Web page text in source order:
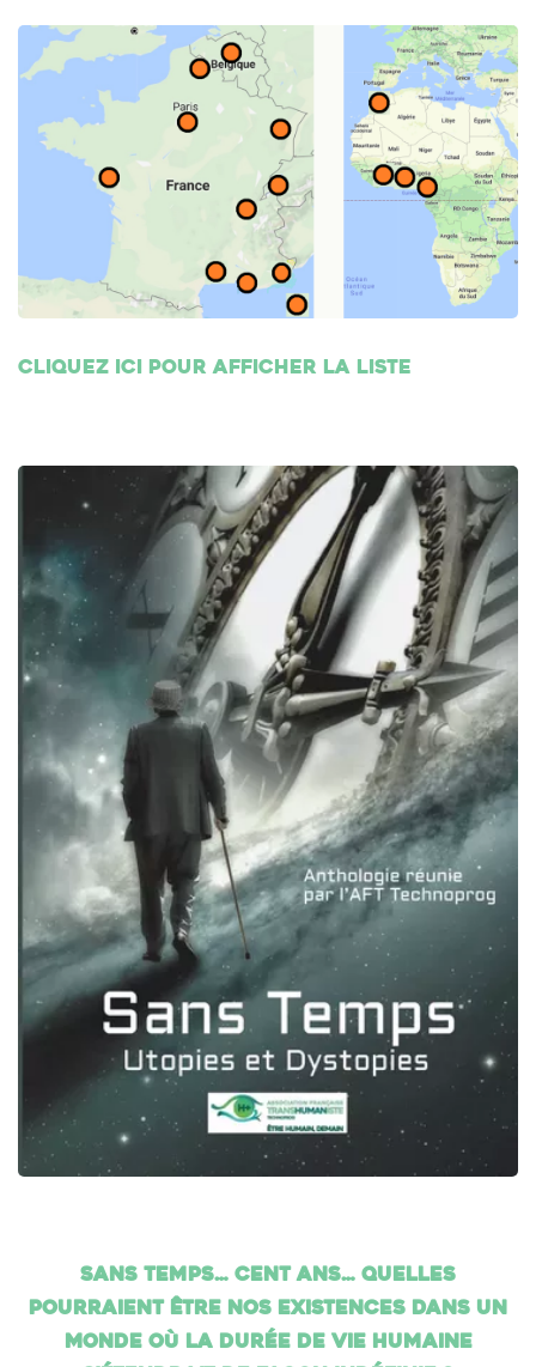
Cliquez ici pour afficher la liste
Sans temps… cent ans… Quelles
pourraient être nos existences dans un
monde où la durée de vie humaine